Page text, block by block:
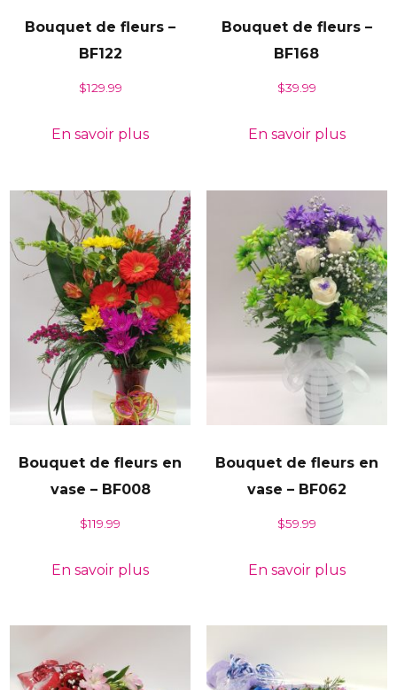
Bouquet de fleurs –
BF122
$129.99
En savoir plus
Bouquet de fleurs –
BF168
$39.99
En savoir plus
Bouquet de fleurs en
vase – BF008
$119.99
En savoir plus
Bouquet de fleurs en
vase – BF062
$59.99
En savoir plus